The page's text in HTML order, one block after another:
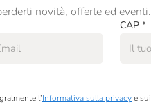
novità, offerte ed eventi.
CAP *
l’Informativa sulla privacye sui